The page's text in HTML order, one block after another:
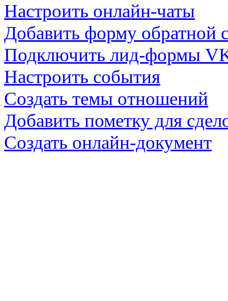
Настроить онлайн-чаты
Добавить форму обратной
Подключить лид-формы
Настроить события
Создать темы отношений
Добавить пометку для
Создать онлайн-документ